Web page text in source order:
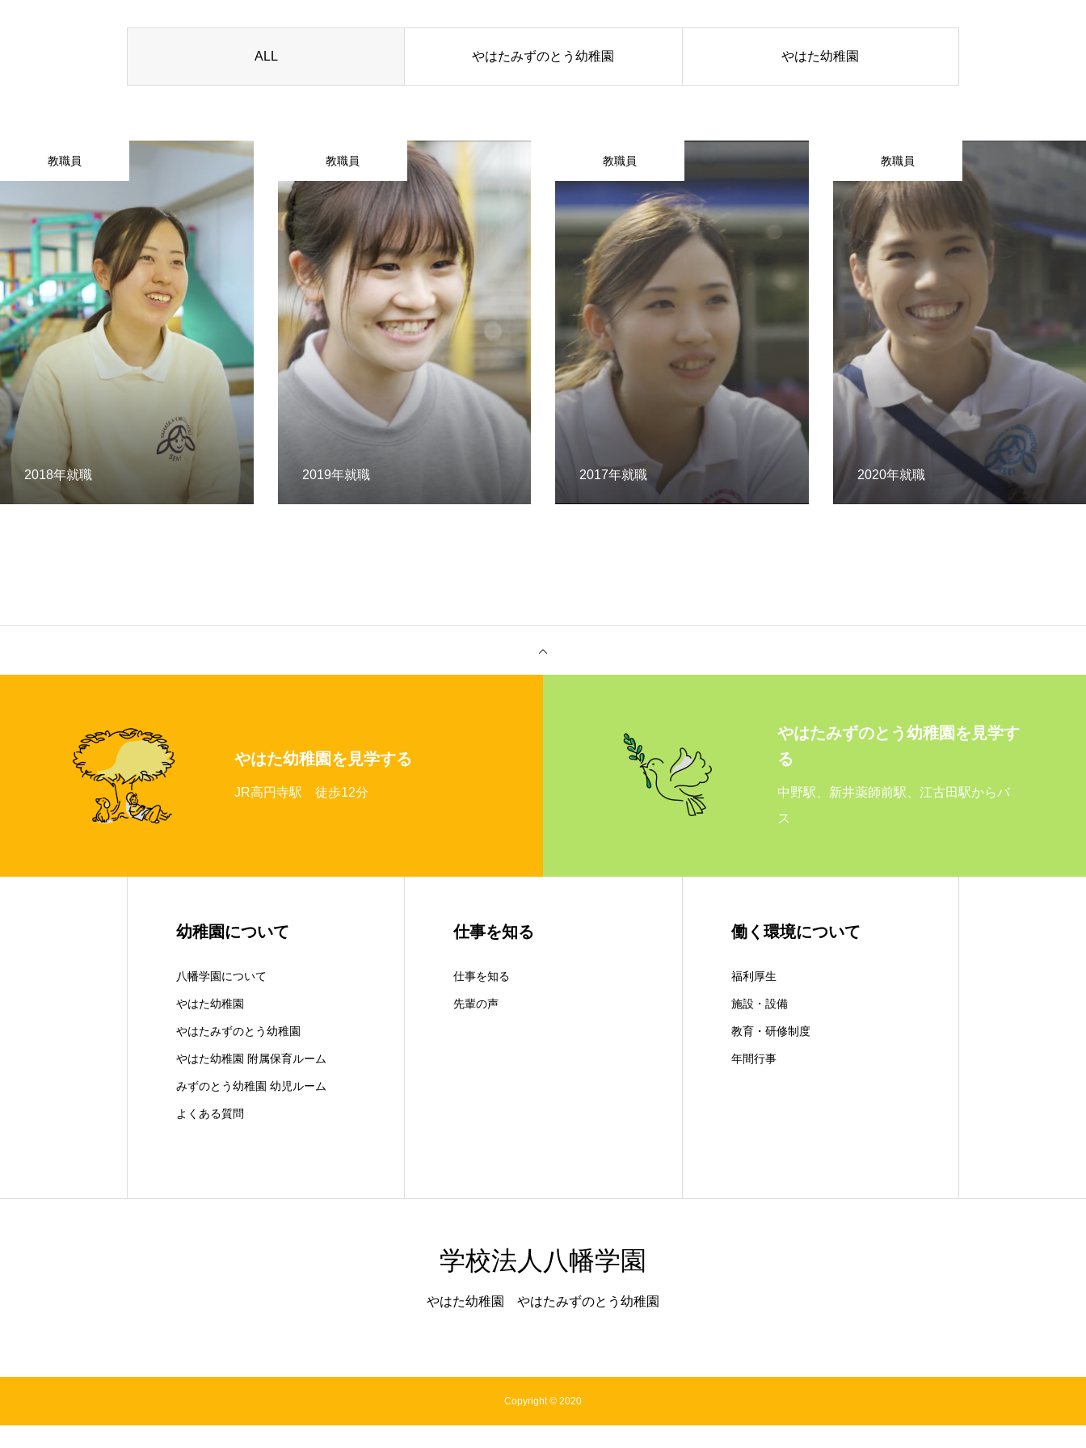
About Us 幼稚園について
Childcare 仕事を知る
Working Environment 働く環境を知る
八幡学園からのお知らせ
ALL やはたみずのとう幼稚園 やはた幼稚園
教職員
2018年就職
教職員
2019年就職
教職員
2017年就職
教職員
2020年就職
やはた幼稚園を見学する
JR高円寺駅 徒歩12分
やはたみずのとう幼稚園を見学す
る
中野駅、新井薬師前駅、江古田駅からバ
ス
幼稚園について
八幡学園について
やはた幼稚園
やはたみずのとう幼稚園
やはた幼稚園 附属保育ルーム
みずのとう幼稚園 幼児ルーム
よくある質問
仕事を知る
仕事を知る
先輩の声
働く環境について
福利厚生
施設・設備
教育・研修制度
年間行事
学校法人八幡学園
やはた幼稚園 やはたみずのとう幼稚園
Copyright © 2020